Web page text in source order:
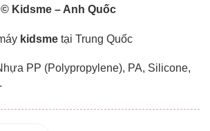
© Kidsme – Anh Quốc
kidsmetại Trung Quốc
PP (Polypropylene), PA, Silicone,